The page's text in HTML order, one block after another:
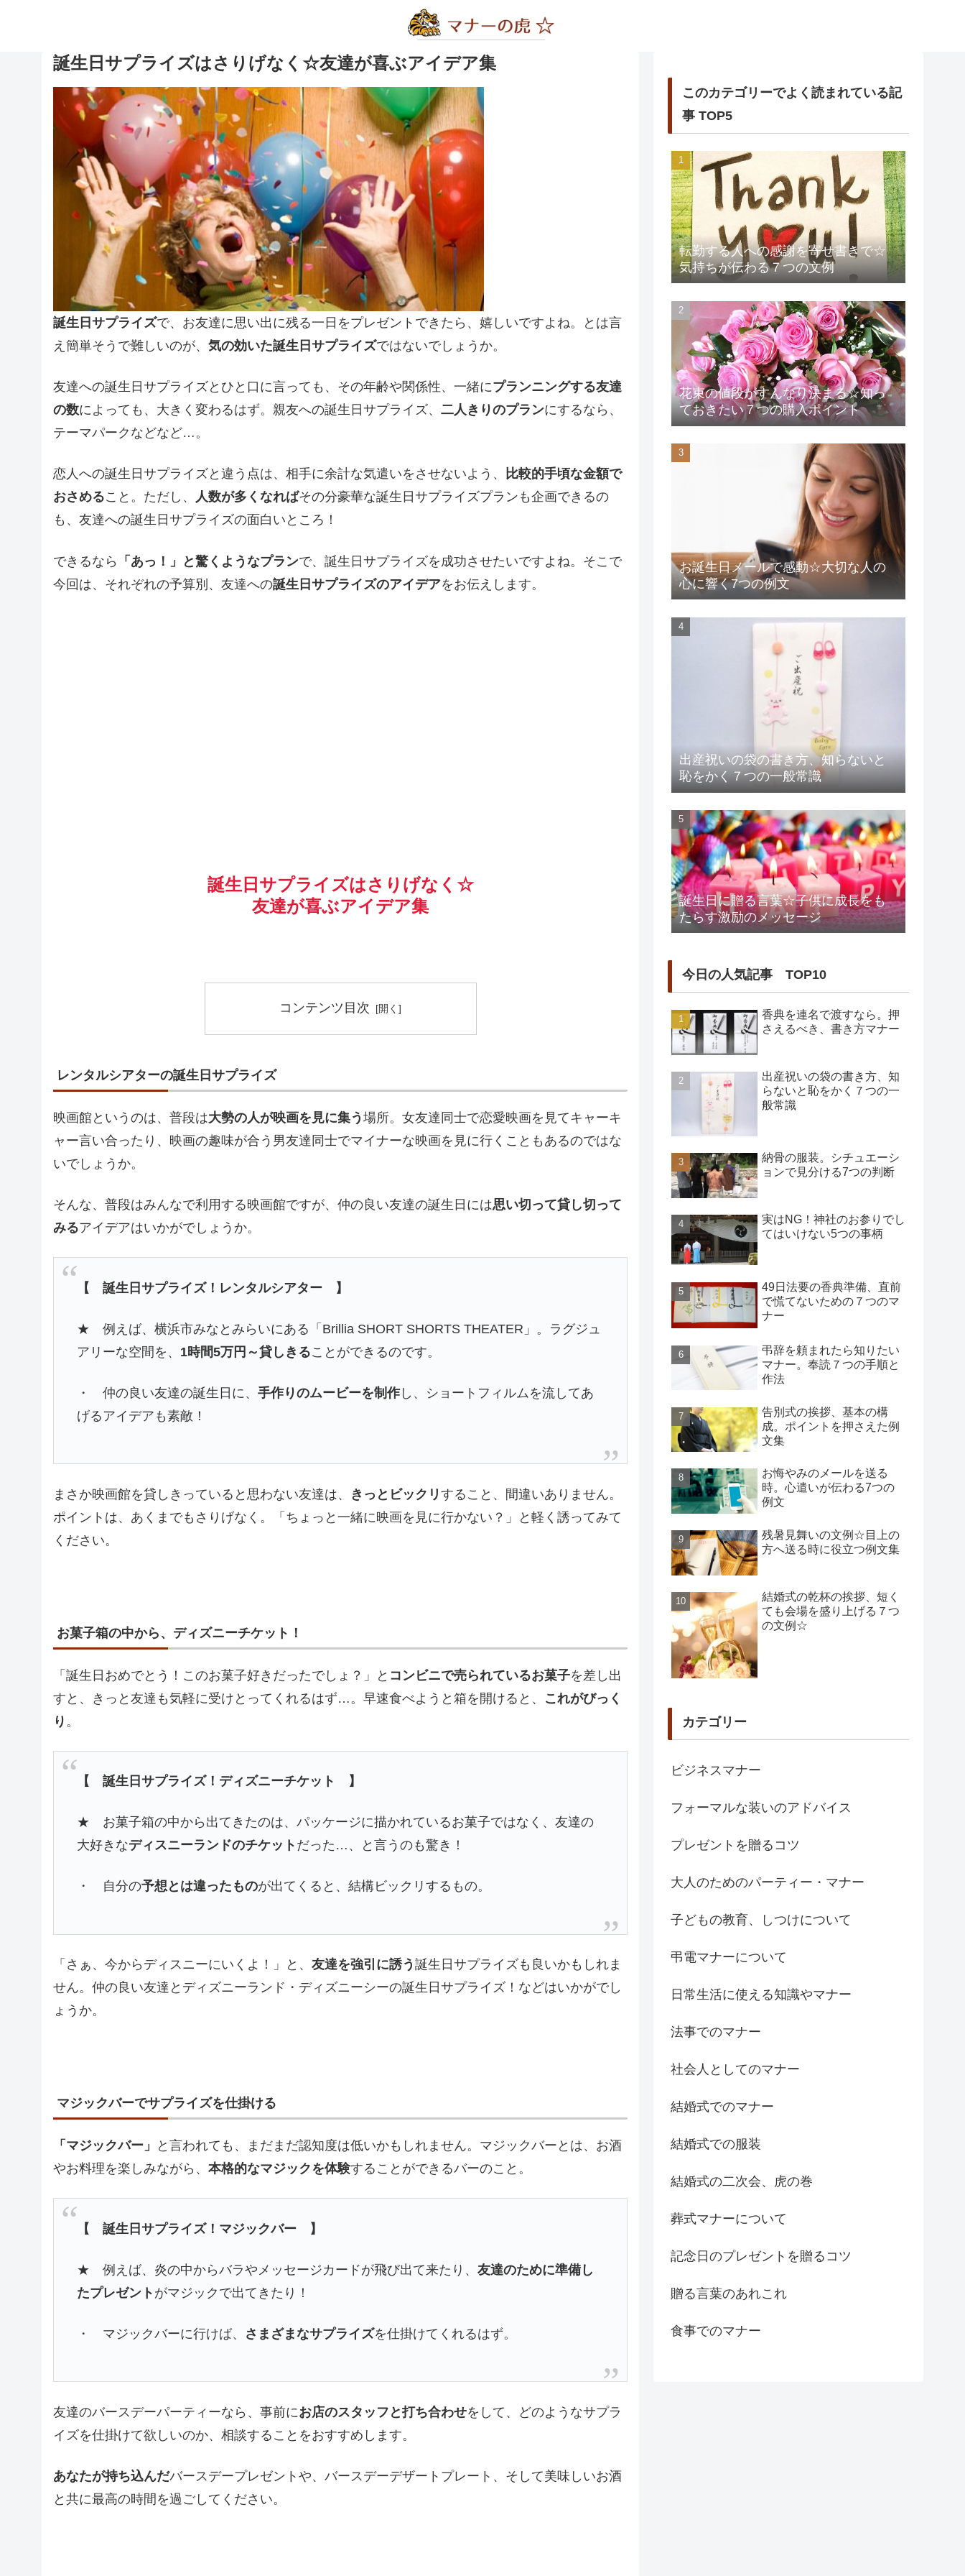
誕生日サプライズはさりげなく☆友達が喜ぶアイデア集
誕生日サプライズで、お友達に思い出に残る一日をプレゼントできたら、嬉しいですよね。とは言
え簡単そうで難しいのが、 気の効いた誕生日サプライズではないでしょうか。
友達への誕生日サプライズとひと口に言っても、その年齢や関係性、一緒にプランニングする友達
の数によっても、大きく変わるはず。親友への誕生日サプライズ、 二人きりのプランにするなら、
テーマパークなどなど…。
恋人への誕生日サプライズと違う点は、相手に余計な気遣いをさせないよう、
比較的手頃な金額で
おさめること。ただし、 人数が多くなればその分豪華な誕生日サプライズプランも企画できるの
も、友達への誕生日サプライズの面白いところ！
できるなら 「あっ！」と驚くようなプランで、誕生日サプライズを成功させたいですよね。そこで
今回は、それぞれの予算別、友達への誕生日サプライズのアイデアをお伝えします。
誕生日サプライズはさりげなく☆
友達が喜ぶアイデア集
コンテンツ目次
レンタルシアターの誕生日サプライズ
映画館というのは、普段は大勢の人が映画を見に集う 場所。女友達同士で恋愛映画を見てキャーキ
ャー言い合ったり、映画の趣味が合う男友達同士でマイナーな映画を見に行くこともあるのではな
いでしょうか。
そんな、普段はみんなで利用する映画館ですが、仲の良い友達の誕生日には思い切って貸し切って
みるアイデアはいかがでしょうか。
【 誕生日サプライズ！レンタルシアター 】
★ 例えば、横浜市みなとみらいにある「Brillia SHORT SHORTS THEATER」。ラグジュ
アリーな空間を、 1時間5万円～貸しきることができるのです。
・ 仲の良い友達の誕生日に、手作りのムービーを制作し、ショートフィルムを流してあ
げるアイデアも素敵！
まさか映画館を貸しきっていると思わない友達は、 きっとビックリ すること、間違いありません。
ポイントは、あくまでもさりげなく。「ちょっと一緒に映画を見に行かない？」と軽く誘ってみて
ください。
お菓子箱の中から、ディズニーチケット！
「誕生日おめでとう！このお菓子好きだったでしょ？」と コンビニで売られているお菓子を差し出
すと、きっと友達も気軽に受けとってくれるはず…。早速食べようと箱を開けると、 これがびっく
り 。
【 誕生日サプライズ！ディズニーチケット 】
★ お菓子箱の中から出てきたのは、パッケージに描かれているお菓子ではなく、友達の
大好きなディスニーランドのチケット だった…、と言うのも驚き！
・ 自分の予想とは違ったものが出てくると、結構ビックリするもの。
「さぁ、今からディスニーにいくよ！」と、 友達を強引に誘う 誕生日サプライズも良いかもしれま
せん。仲の良い友達とディズニーランド・ディズニーシーの誕生日サプライズ！などはいかがでし
ょうか。
マジックバーでサプライズを仕掛ける
「マジックバー」
と言われても、まだまだ認知度は低いかもしれません。マジックバーとは、お酒
やお料理を楽しみながら、 本格的なマジックを体験することができるバーのこと。
【 誕生日サプライズ！マジックバー 】
★ 例えば、炎の中からバラやメッセージカードが飛び出て来たり、友達のために準備し
たプレゼント がマジックで出てきたり！
・ マジックバーに行けば、 さまざまなサプライズを仕掛けてくれるはず。
友達のバースデーパーティーなら、事前にお店のスタッフと打ち合わせをして、どのようなサプラ
イズを仕掛けて欲しいのか、相談することをおすすめします。
あなたが持ち込んだバースデープレゼントや、バースデーデザートプレート、そして美味しいお酒
と共に最高の時間を過ごしてください。
このカテゴリーでよく読まれている記
事 TOP5
転勤する人への感謝を寄せ書きで☆
気持ちが伝わる７つの文例
花束の値段がすんなり決まる☆知っ
ておきたい７つの購入ポイント
お誕生日メールで感動☆大切な人の
心に響く7つの例文
出産祝いの袋の書き方、知らないと
恥をかく７つの一般常識
誕生日に贈る言葉☆子供に成長をも
たらす激励のメッセージ
今日の人気記事 TOP10
香典を連名で渡すなら。押
さえるべき、書き方マナー
出産祝いの袋の書き方、知
らないと恥をかく７つの一
般常識
納骨の服装。シチュエーシ
ョンで見分ける7つの判断
実はNG！神社のお参りでし
てはいけない5つの事柄
49日法要の香典準備、直前
で慌てないための７つのマ
ナー
弔辞を頼まれたら知りたい
マナー。奉読７つの手順と
作法
告別式の挨拶、基本の構
成。ポイントを押さえた例
文集
お悔やみのメールを送る
時。心遣いが伝わる7つの
例文
残暑見舞いの文例☆目上の
方へ送る時に役立つ例文集
結婚式の乾杯の挨拶、短く
ても会場を盛り上げる７つ
の文例☆
カテゴリー
ビジネスマナー
フォーマルな装いのアドバイス
プレゼントを贈るコツ
大人のためのパーティー・マナー
子どもの教育、しつけについて
弔電マナーについて
日常生活に使える知識やマナー
法事でのマナー
社会人としてのマナー
結婚式でのマナー
結婚式での服装
結婚式の二次会、虎の巻
葬式マナーについて
記念日のプレゼントを贈るコツ
贈る言葉のあれこれ
食事でのマナー